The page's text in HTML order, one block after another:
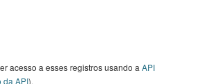
acesso a esses registros usando a API
da API).